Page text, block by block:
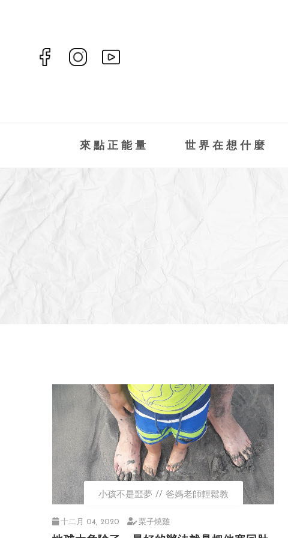
來點正能量 世界在想什麼
小孩不是噩夢 爸媽老師輕鬆教
十二月 04, 2020 栗子燒雞